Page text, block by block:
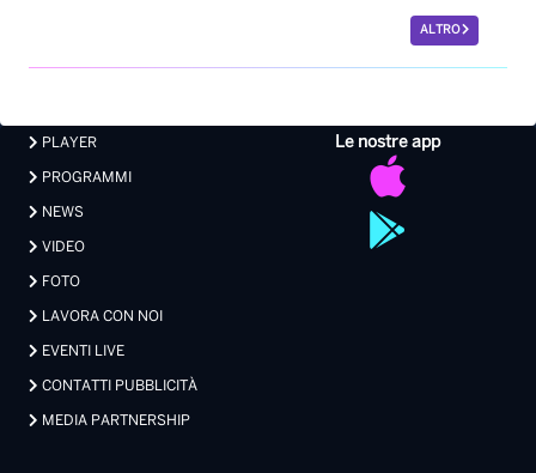
ALTRO
Le nostre app
PLAYER
PROGRAMMI
NEWS
VIDEO
FOTO
LAVORA CON NOI
EVENTI LIVE
CONTATTI PUBBLICITÀ
MEDIA PARTNERSHIP